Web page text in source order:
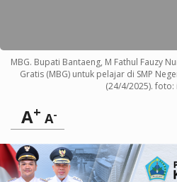
MBG. Bupati Bantaeng, M Fathul Fauzy
Gratis (MBG) untuk pelajar di SMP
(24/4/2025). foto:
A+ A-